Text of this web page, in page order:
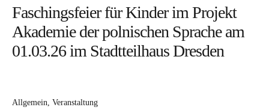
Faschingsfeier für Kinder im Projekt
Akademie der polnischen Sprache am
01.03.26 im Stadtteilhaus Dresden
Allgemein Veranstaltung